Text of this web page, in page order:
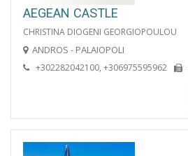
AEGEAN CASTLE
CHRISTINA DIOGENI GEORGIOPOULOU
ANDROS - PALAIOPOLI
+302282042100, +306975595962